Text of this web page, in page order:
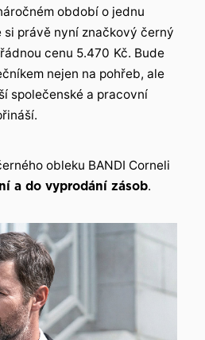
období o jednu
právě nyní značkový černý
cenu 5.470 Kč. Bude
nejen na pohřeb, ale
společenské a pracovní
obleku BANDI Corneli
a do vyprodání zásob.